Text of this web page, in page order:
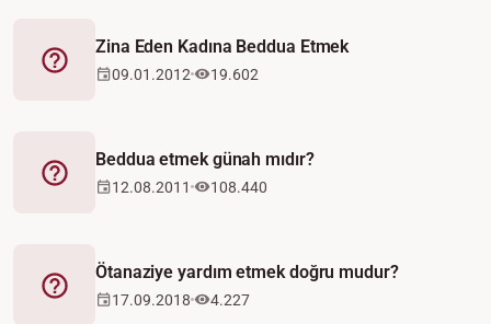
Fetva
Zina Eden Kadına Beddua Etmek
09.01.2012 19.602
Fetva
Beddua etmek günah mıdır?
12.08.2011 108.440
Fetva
Ötanaziye yardım etmek doğru mudur?
17.09.2018 4.227